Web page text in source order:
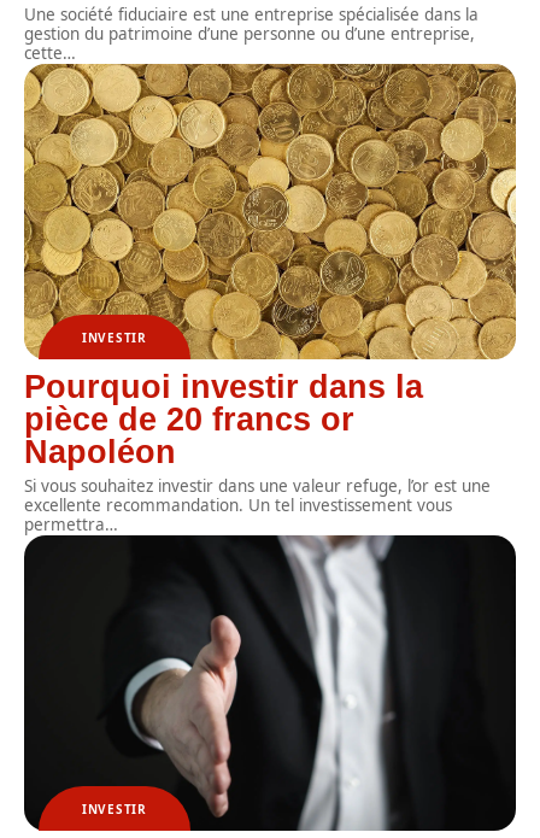
Une société fiduciaire est une entreprise spécialisée dans la
gestion du patrimoine d’une personne ou d’une entreprise,
cette…
INVESTIR
Pourquoi investir dans la
pièce de 20 francs or
Napoléon
Si vous souhaitez investir dans une valeur refuge, l’or est une
excellente recommandation. Un tel investissement vous
permettra…
INVESTIR